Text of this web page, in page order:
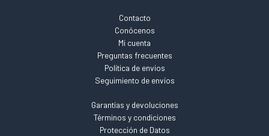
Contacto
Conócenos
Mi cuenta
Preguntas frecuentes
Política de envios
Seguimiento de envíos
Garantías y devoluciones
Términos y condiciones
Protección de Datos